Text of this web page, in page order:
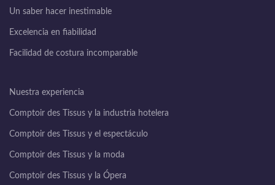
Un saber hacer inestimable
Excelencia en fiabilidad
Facilidad de costura incomparable
Nuestra experiencia
Comptoir des Tissus y la industria hotelera
Comptoir des Tissus y el espectáculo
Comptoir des Tissus y la moda
Comptoir des Tissus y la Ópera